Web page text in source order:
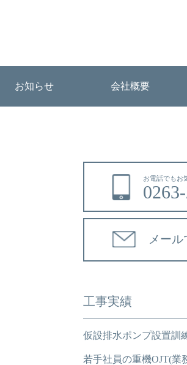
お知らせ 会社概要
お電話でもお
メー
工事実績
仮設排水ポンプ設置訓
若手社員の重機OJT(業